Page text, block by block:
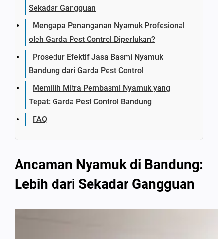
Sekadar Gangguan
Mengapa Penanganan Nyamuk Profesional
oleh Garda Pest Control Diperlukan?
Prosedur Efektif Jasa Basmi Nyamuk
Bandung dari Garda Pest Control
Memilih Mitra Pembasmi Nyamuk yang
Tepat: Garda Pest Control Bandung
FAQ
Ancaman Nyamuk di Bandung:
Lebih dari Sekadar Gangguan